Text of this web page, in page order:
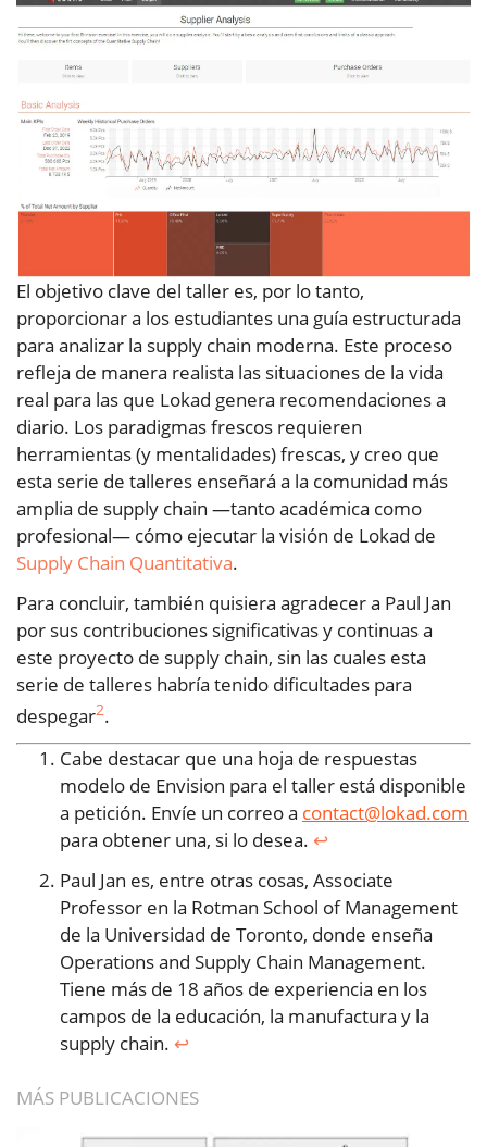
El objetivo clave del taller es, por lo tanto,
proporcionar a los estudiantes una guía estructurada
para analizar la supply chain moderna. Este proceso
refleja de manera realista las situaciones de la vida
real para las que Lokad genera recomendaciones a
diario. Los paradigmas frescos requieren
herramientas (y mentalidades) frescas, y creo que
esta serie de talleres enseñará a la comunidad más
amplia de supply chain —tanto académica como
profesional— cómo ejecutar la visión de Lokad de
Supply Chain Quantitativa.
Para concluir, también quisiera agradecer a Paul Jan
por sus contribuciones significativas y continuas a
este proyecto de supply chain, sin las cuales esta
serie de talleres habría tenido dificultades para
despegar2.
Cabe destacar que una hoja de respuestas
modelo de Envision para el taller está disponible
a petición. Envíe un correo a contact@lokad.com
para obtener una, si lo desea. ↩︎
Paul Jan es, entre otras cosas, Associate
Professor en la Rotman School of Management
de la Universidad de Toronto, donde enseña
Operations and Supply Chain Management.
Tiene más de 18 años de experiencia en los
campos de la educación, la manufactura y la
supply chain. ↩︎
MÁS PUBLICACIONES